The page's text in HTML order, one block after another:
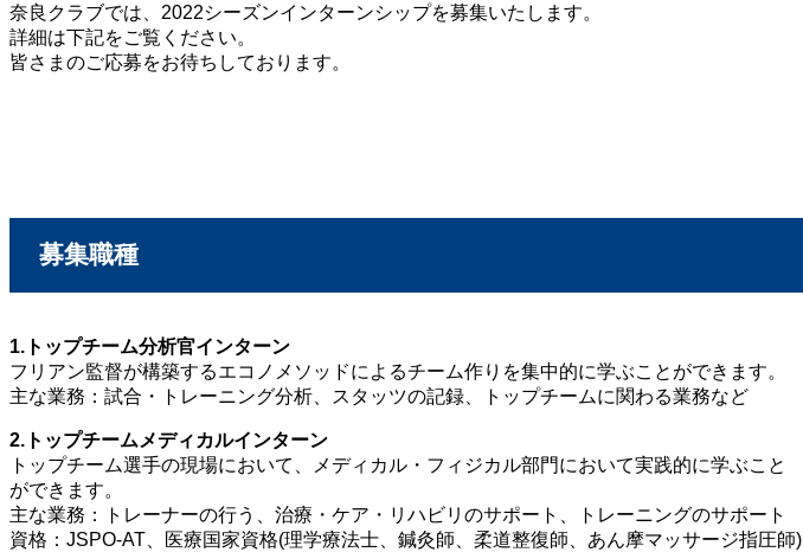
奈良クラブでは、2022シーズンインターンシップを募集いたします。
詳細は下記をご覧ください。
皆さまのご応募をお待ちしております。
募集職種
1.トップチーム分析官インターン
フリアン監督が構築するエコノメソッドによるチーム作りを集中的に学ぶことができます。
主な業務：試合・トレーニング分析、スタッツの記録、トップチームに関わる業務など
2.トップチームメディカルインターン
トップチーム選手の現場において、メディカル・フィジカル部門において実践的に学ぶこと
ができます。
主な業務：トレーナーの行う、治療・ケア・リハビリのサポート、トレーニングのサポート
資格：JSPO-AT、医療国家資格(理学療法士、鍼灸師、柔道整復師、あん摩マッサージ指圧師)